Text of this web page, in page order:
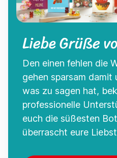
Liebe Grüße
Den einen fehlen die
gehen sparsam damit
was zu sagen hat,
professionelle
euch die süßesten
überrascht eure